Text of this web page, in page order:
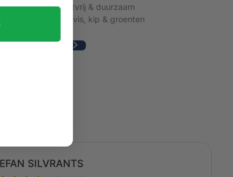
Roestvrij & duurzaam
Voor vis, kip & groenten